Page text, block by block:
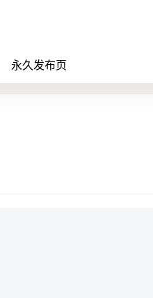
永久发布页